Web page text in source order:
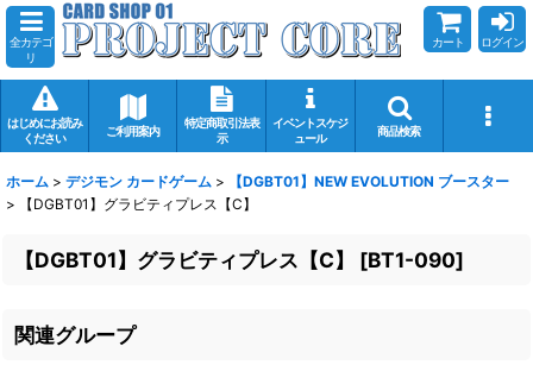
全カテゴ
リ
カート ログイン
はじめにお読み
ください
ご利用案内
特定商取引法表
示
イベントスケジ
ュール
商品検索
ホーム > デジモン カードゲーム >
【DGBT01】NEW EVOLUTION ブースター
>
【DGBT01】グラビティプレス【C】
【DGBT01】グラビティプレス【C】 [BT1-090]
関連グループ